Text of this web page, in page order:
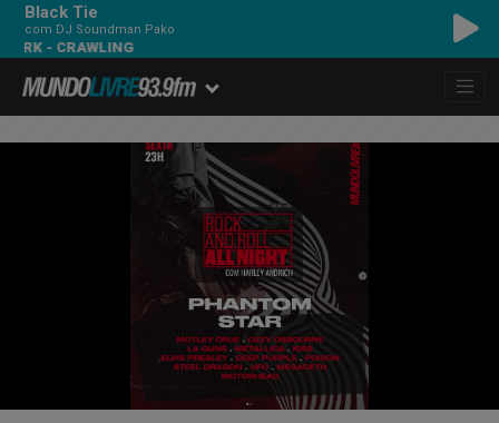
Black Tie
com DJ Soundman Pako
CRAWLING